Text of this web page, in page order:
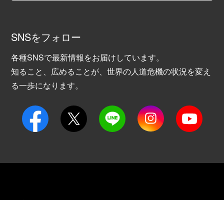
SNSをフォロー
各種SNSで最新情報をお届けしています。
知ること、広めることが、世界の人道危機の状況を変え
る一歩になります。